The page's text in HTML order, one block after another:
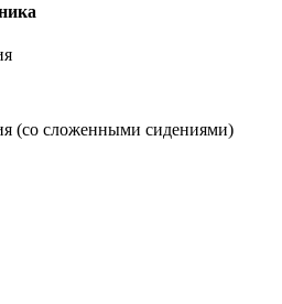
(со сложенными сидениями)